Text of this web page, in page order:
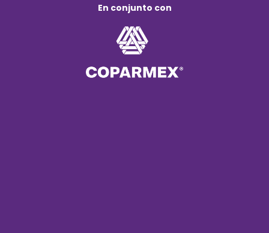
En conjunto con